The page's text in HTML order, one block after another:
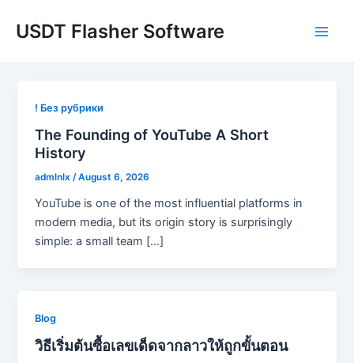
USDT Flasher Software
! Без рубрики
The Founding of YouTube A Short
History
admlnlx/August 6, 2026
YouTube is one of the most influential platforms in
modern media, but its origin story is surprisingly
simple: a small team […]
Blog
วิธีเริ่มต้นซื้อเลขเด็ดจากลาวให้ถูกขั้นตอน